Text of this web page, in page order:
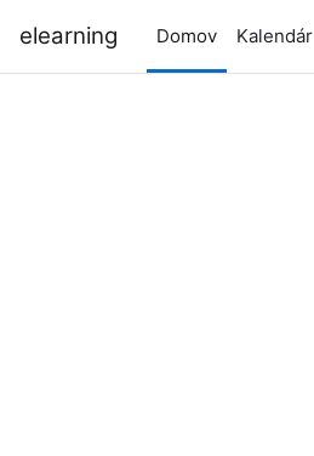
elearning Domov Kalendár